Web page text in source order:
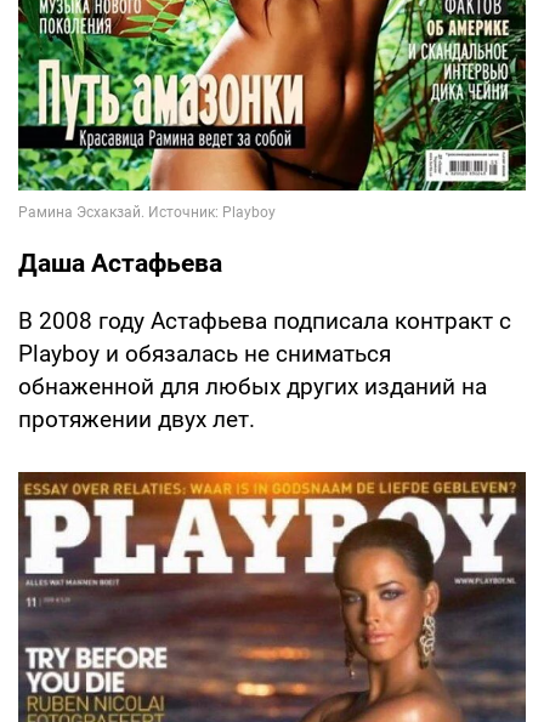
Даша Астафьева
В 2008 году Астафьева подписала контракт с
Playboy и обязалась не сниматься
обнаженной для любых других изданий на
протяжении двух лет.